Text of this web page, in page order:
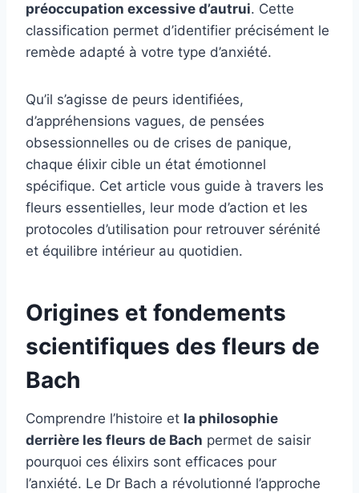
préoccupation excessive d’autrui. Cette
classification permet d’identifier précisément le
remède adapté à votre type d’anxiété.
Qu’il s’agisse de peurs identifiées,
d’appréhensions vagues, de pensées
obsessionnelles ou de crises de panique,
chaque élixir cible un état émotionnel
spécifique. Cet article vous guide à travers les
fleurs essentielles, leur mode d’action et les
protocoles d’utilisation pour retrouver sérénité
et équilibre intérieur au quotidien.
Origines et fondements
scientifiques des fleurs de
Bach
Comprendre l’histoire et la philosophie
derrière les fleurs de Bach permet de saisir
pourquoi ces élixirs sont efficaces pour
l’anxiété. Le Dr Bach a révolutionné l’approche